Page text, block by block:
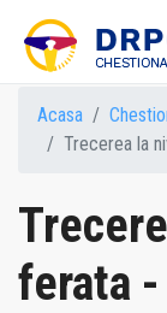
Acasa
Trecerea la
ferata